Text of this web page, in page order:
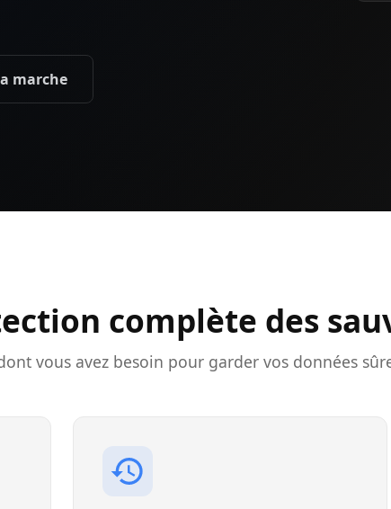
marche
complète des
vous avez besoin pour garder vos données